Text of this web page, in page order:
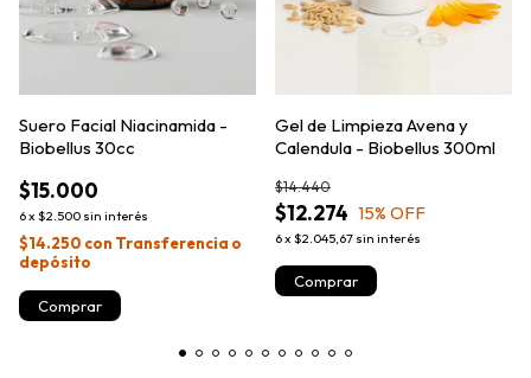
Suero Facial Niacinamida -
Biobellus 30cc
$15.000
6x $2.500 sin interés
$14.250 con Transferencia o
depósito
Gel de Limpieza Avena y
Calendula - Biobellus 300ml
$12.274
$14.440
15% OFF
6x $2.045,67 sin interés